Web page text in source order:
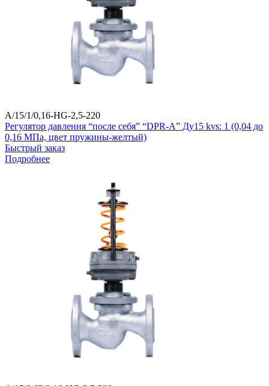
A/15/1/0,16-HG-2,5-220
Регулятор давления “после себя” “DPR-A” Ду15 kvs: 1 (0,04 до
0,16 МПа, цвет пружины-желтый)
Быстрый заказ
Подробнее